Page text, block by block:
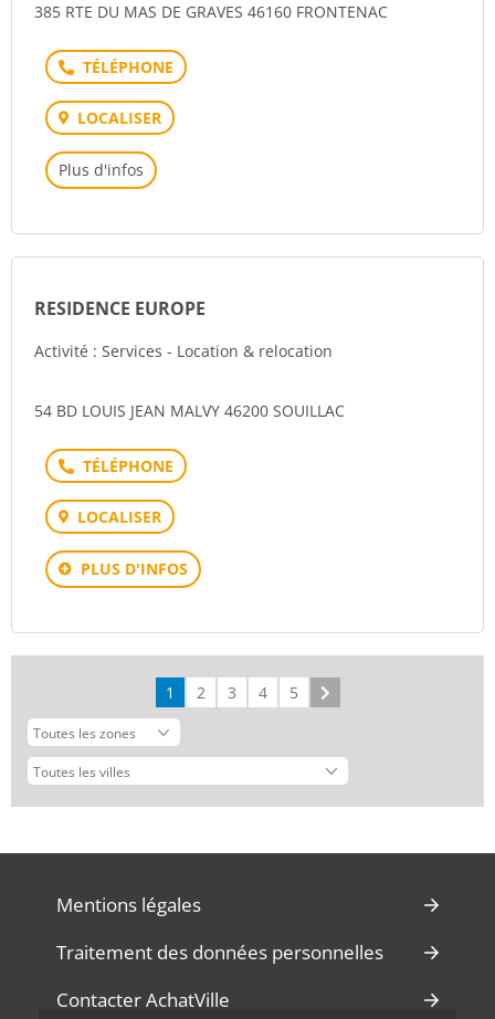
385 RTE DU MAS DE GRAVES 46160 FRONTENAC
Téléphone
LOCALISER
Plus d'infos
RESIDENCE EUROPE
Activité : Services - Location & relocation
54 BD LOUIS JEAN MALVY 46200 SOUILLAC
Téléphone
LOCALISER
PLUS D'INFOS
1 2 3 4 5
Mentions légales
Traitement des données personnelles
Contacter AchatVille